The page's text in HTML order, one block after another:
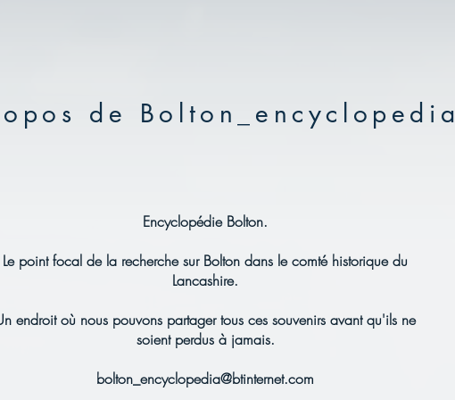
de Bolton_encyclopedia
Encyclopédie Bolton.
Le point focal de la recherche sur Bolton dans le comté historique du
Lancashire.
endroit où nous pouvons partager tous ces souvenirs avant qu'ils ne
soient perdus à jamais.
bolton_encyclopedia@btinternet.com